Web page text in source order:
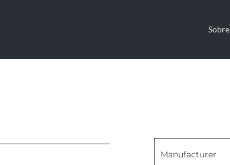
Sobre
Manufacturer